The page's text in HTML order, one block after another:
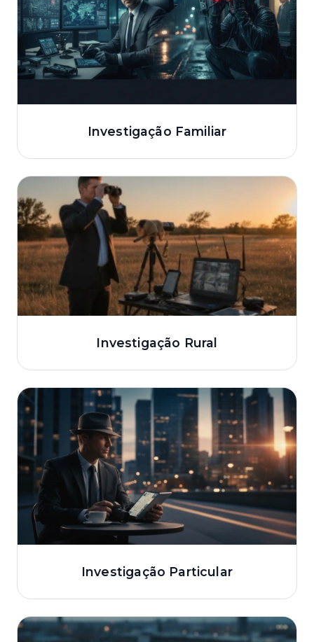
Investigação Familiar
Investigação Rural
Investigação Particular